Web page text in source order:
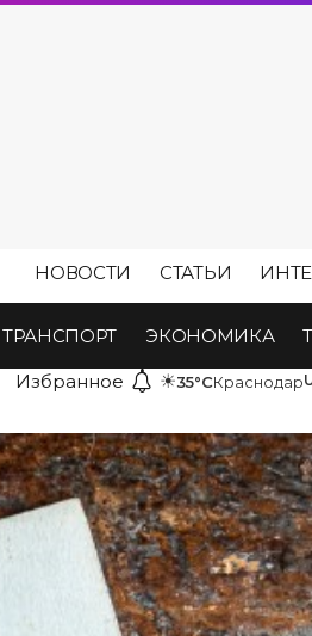
НОВОСТИ СТАТЬИ
ТРАНСПОРТ ЭКОНОМИКА
Избранное ☀35°CКраснодар